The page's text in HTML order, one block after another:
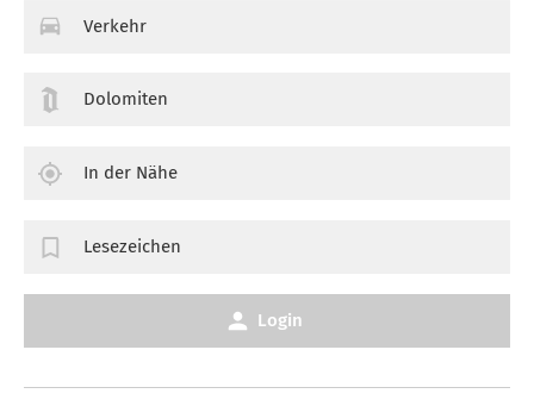
Verkehr
Dolomiten
In der Nähe
Lesezeichen
Login